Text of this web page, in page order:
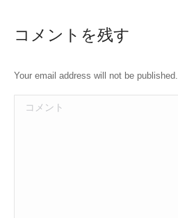
コメントを残す
Your email address will not be published.
コメント